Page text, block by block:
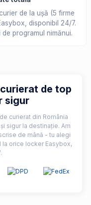
de la ușă (5 firme
disponibil 24/7.
programul nimănui.
de top
sigur
curierat din România
sigur la destinație. Am
de mână - tu alegi
la orice locker Easybox,